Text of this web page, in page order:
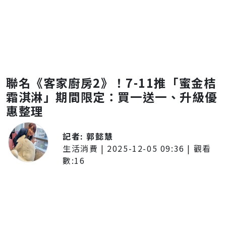
聯名《客家廚房2》！7-11推「蜜金桔
霜淇淋」期間限定：買一送一、升級優
惠整理
記者:郭懿慧
生活消費 | 2025-12-05 09:36 | 觀看
數:16